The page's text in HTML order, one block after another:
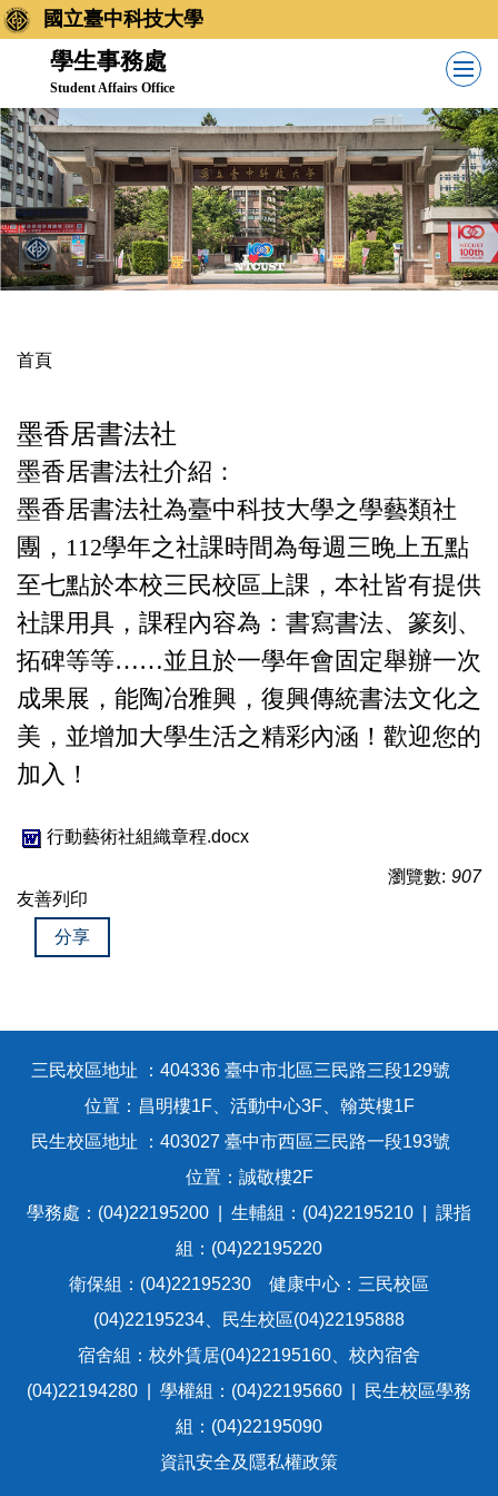
跳
到
內
容
區
國立臺中科技大學
學生事務處
Student Affairs Office
首頁
墨香居書法社
墨香居書法社介紹：
墨香居書法社為臺中科技大學之學藝類社
團，112學年之社課時間為每週三晚上五點
至七點於本校三民校區上課，本社皆有提供
社課用具，課程內容為：書寫書法、篆刻、
拓碑等等……並且於一學年會固定舉辦一次
成果展，能陶冶雅興，復興傳統書法文化之
美，並增加大學生活之精彩內涵！歡迎您的
加入！
行動藝術社組織章程.docx
瀏覽數: 907
友善列印
分享
三民校區地址 ：404336 臺中市北區三民路三段129號
位置：昌明樓1F、活動中心3F、翰英樓1F
民生校區地址 ：403027 臺中市西區三民路一段193號
位置：誠敬樓2F
學務處：(04)22195200 | 生輔組：(04)22195210 | 課指
組：(04)22195220
衛保組：(04)22195230 健康中心：三民校區
(04)22195234、民生校區(04)22195888
宿舍組：校外賃居(04)22195160、校內宿舍
(04)22194280 | 學權組：(04)22195660 | 民生校區學務
組：(04)22195090
資訊安全及隱私權政策